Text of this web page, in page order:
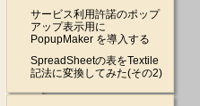
サービス利用許諾のポップ
アップ表示用に
PopupMaker を導入する
SpreadSheetの表をTextile
記法に変換してみた(その2)